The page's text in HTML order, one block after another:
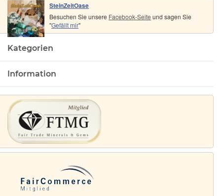
SteinZeitOase
Besuchen Sie unsere Facebook-Seite und sagen Sie
"Gefällt mir"
Kategorien
Information